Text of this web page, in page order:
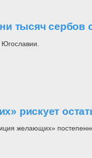
тысяч сербов
рискует
желающих»